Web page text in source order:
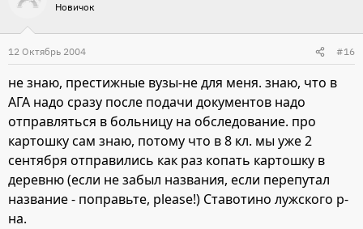
Новичок
12 Октябрь 2004 #16
не знаю, престижные вузы-не для меня. знаю, что в
АГА надо сразу после подачи документов надо
отправляться в больницу на обследование. про
картошку сам знаю, потому что в 8 кл. мы уже 2
сентября отправились как раз копать картошку в
деревню (если не забыл названия, если перепутал
название - поправьте, please!) Ставотино лужского р-
на.